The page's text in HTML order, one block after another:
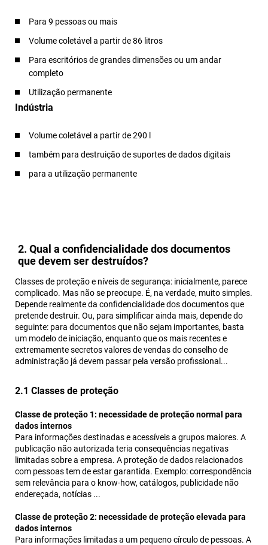
Para 9 pessoas ou mais
Volume coletável a partir de 86 litros
Para escritórios de grandes dimensões ou um andar
completo
Utilização permanente
Indústria
Volume coletável a partir de 290 l
também para destruição de suportes de dados digitais
para a utilização permanente
2. Qual a confidencialidade dos documentos
que devem ser destruídos?
Classes de proteção e níveis de segurança: inicialmente, parece
complicado. Mas não se preocupe. É, na verdade, muito simples.
Depende realmente da confidencialidade dos documentos que
pretende destruir. Ou, para simplificar ainda mais, depende do
seguinte: para documentos que não sejam importantes, basta
um modelo de iniciação, enquanto que os mais recentes e
extremamente secretos valores de vendas do conselho de
administração já devem passar pela versão profissional...
2.1 Classes de proteção
Classe de proteção 1: necessidade de proteção normal para
dados internos
Para informações destinadas e acessíveis a grupos maiores. A
publicação não autorizada teria consequências negativas
limitadas sobre a empresa. A proteção de dados relacionados
com pessoas tem de estar garantida. Exemplo: correspondência
sem relevância para o know-how, catálogos, publicidade não
endereçada, notícias ...
Classe de proteção 2: necessidade de proteção elevada para
dados internos
Para informações limitadas a um pequeno círculo de pessoas. A